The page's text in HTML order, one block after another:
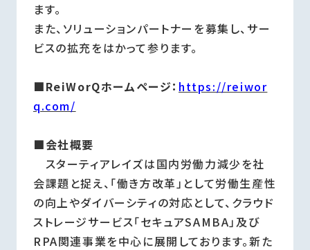
ます。
また、ソリューションパートナーを募集し、サー
ビスの拡充をはかって参ります。
■ReiWorQホームページ： https://reiwor
q.com/
■会社概要
スターティアレイズは国内労働力減少を社
会課題と捉え、「働き方改革」として労働生産性
の向上やダイバーシティの対応として、クラウド
ストレージサービス「セキュアSAMBA」及び
RPA関連事業を中心に展開しております。新た